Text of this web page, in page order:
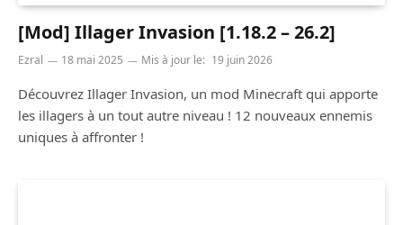
[Mod] Illager Invasion [1.18.2 – 26.2]
Ezral 18 mai 2025 Mis à jour le: 19 juin 2026
Découvrez Illager Invasion, un mod Minecraft qui apporte
les illagers à un tout autre niveau ! 12 nouveaux ennemis
uniques à affronter !